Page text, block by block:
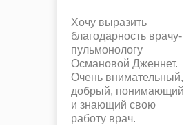
Хочу выразить
благодарность врачу-
пульмонологу
Османовой Дженнет.
Очень внимательный,
добрый, понимающий
и знающий свою
работу врач.